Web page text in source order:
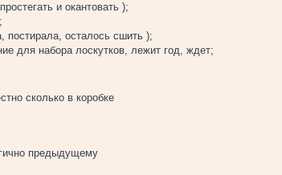
и окантовать );
постирала, осталось сшить );
для набора лоскутков, лежит год, ждет;
сколько в коробке
предыдущему